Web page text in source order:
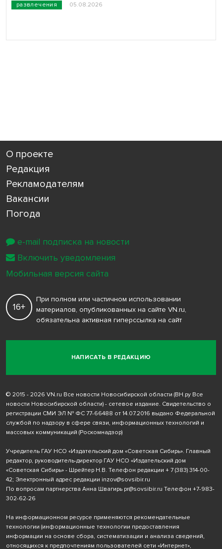
развлечения 05.08.2026
О проекте
Редакция
Рекламодателям
Вакансии
Погода
НАПИСАТЬ В РЕДАКЦИЮ
16+
При полном или частичном использовании
материалов, опубликованных на сайте VN.ru,
обязательна активная гиперссылка на сайт
© 2015 - 2026 VN.ru Все новости Новосибирской области (ВН.ру Все
новости Новосибирской области) - сетевое издание. Свидетельство о
регистрации СМИ ЭЛ № ФС 77-66488 от 14.07.2016 выдано Федеральной
службой по надзору в сфере связи, информационных технологий и
массовых коммуникаций (Роскомнадзор)
Учредитель ГАУ НСО «Издательский дом «Советская Сибирь». Главный
редактор, руководитель-директор ГАУ НСО «Издательский дом
«Советская Сибирь» - Шрейтер Н.В. Телефон редакции + 7 (383) 314-00-
42; Электронный адрес редакции inzov@sovsibir.ru
По вопросам партнерства Анна Швагирь pr@sovsibir.ru Телефон +7-983-
302-62-26
На информационном ресурсе применяются рекомендательные
технологии (информационные технологии предоставления
информации на основе сбора, систематизации и анализа сведений,
относящихся к предпочтениям пользователей сети «Интернет»,
e-mail подписка на новости
Включить уведомления
Мобильная версия сайта